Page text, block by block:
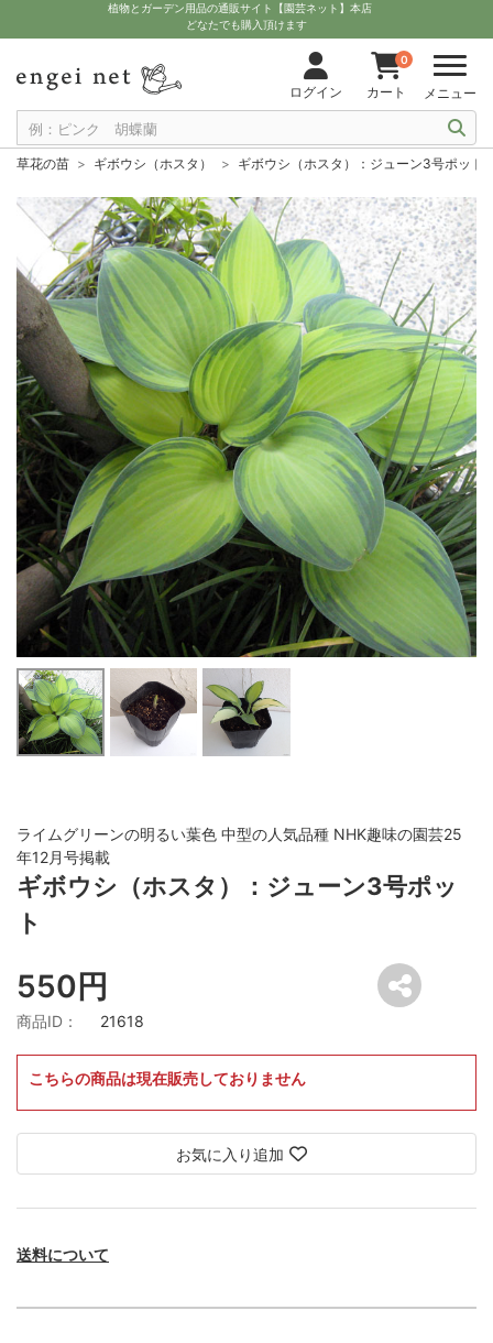
植物とガーデン用品の通販サイト【園芸ネット】本店
どなたでも購入頂けます
ログイン
0
カート メニュー
草花の苗 ギボウシ（ホスタ） ギボウシ（ホスタ）：ジューン3号ポット
ライムグリーンの明るい葉色 中型の人気品種 NHK趣味の園芸25
年12月号掲載
ギボウシ（ホスタ）：ジューン3号ポッ
ト
550円
商品ID： 21618
こちらの商品は現在販売しておりません
お気に入り追加
送料について